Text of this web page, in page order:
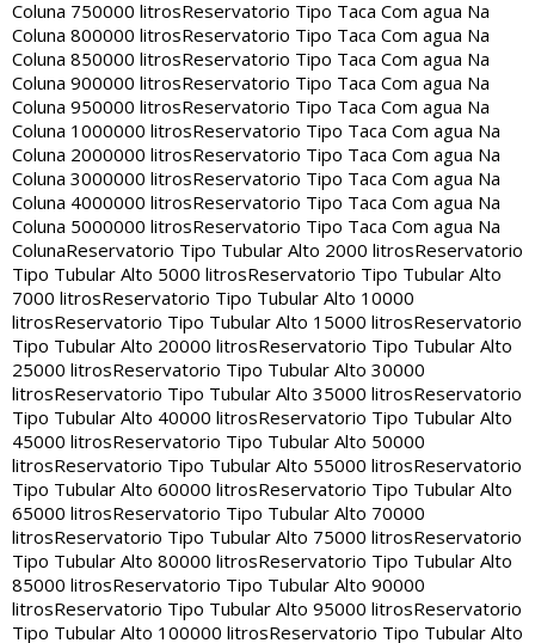
Coluna 750000 litrosReservatorio Tipo Taca Com agua Na
Coluna 800000 litrosReservatorio Tipo Taca Com agua Na
Coluna 850000 litrosReservatorio Tipo Taca Com agua Na
Coluna 900000 litrosReservatorio Tipo Taca Com agua Na
Coluna 950000 litrosReservatorio Tipo Taca Com agua Na
Coluna 1000000 litrosReservatorio Tipo Taca Com agua Na
Coluna 2000000 litrosReservatorio Tipo Taca Com agua Na
Coluna 3000000 litrosReservatorio Tipo Taca Com agua Na
Coluna 4000000 litrosReservatorio Tipo Taca Com agua Na
Coluna 5000000 litrosReservatorio Tipo Taca Com agua Na
ColunaReservatorio Tipo Tubular Alto 2000 litrosReservatorio
Tipo Tubular Alto 5000 litrosReservatorio Tipo Tubular Alto
7000 litrosReservatorio Tipo Tubular Alto 10000
litrosReservatorio Tipo Tubular Alto 15000 litrosReservatorio
Tipo Tubular Alto 20000 litrosReservatorio Tipo Tubular Alto
25000 litrosReservatorio Tipo Tubular Alto 30000
litrosReservatorio Tipo Tubular Alto 35000 litrosReservatorio
Tipo Tubular Alto 40000 litrosReservatorio Tipo Tubular Alto
45000 litrosReservatorio Tipo Tubular Alto 50000
litrosReservatorio Tipo Tubular Alto 55000 litrosReservatorio
Tipo Tubular Alto 60000 litrosReservatorio Tipo Tubular Alto
65000 litrosReservatorio Tipo Tubular Alto 70000
litrosReservatorio Tipo Tubular Alto 75000 litrosReservatorio
Tipo Tubular Alto 80000 litrosReservatorio Tipo Tubular Alto
85000 litrosReservatorio Tipo Tubular Alto 90000
litrosReservatorio Tipo Tubular Alto 95000 litrosReservatorio
Tipo Tubular Alto 100000 litrosReservatorio Tipo Tubular Alto